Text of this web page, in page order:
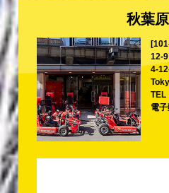
秋葉
12-9
4-
TEL
電